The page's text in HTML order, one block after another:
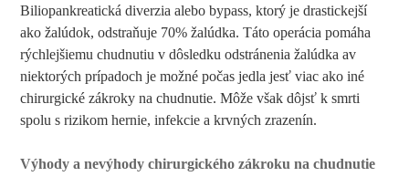
Biliopankreatická diverzia alebo bypass, ktorý je drastickejší
ako žalúdok, odstraňuje 70% žalúdka. Táto operácia pomáha
rýchlejšiemu chudnutiu v dôsledku odstránenia žalúdka av
niektorých prípadoch je možné počas jedla jesť viac ako iné
chirurgické zákroky na chudnutie. Môže však dôjsť k smrti
spolu s rizikom hernie, infekcie a krvných zrazenín.
Výhody a nevýhody chirurgického zákroku na chudnutie